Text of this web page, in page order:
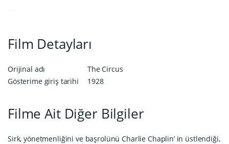
Film Detayları
Orijinal adı
The Circus
Gösterime giriş tarihi
1928
Filme Ait Diğer Bilgiler
Sirk, yönetmenliğini ve başrolünü Charlie Chaplin’ in üstlendiği,